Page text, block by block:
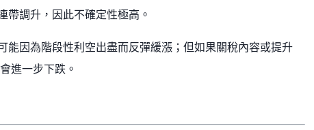
帶調升，因此不確定性極高。
能因為階段性利空出盡而反彈緩漲；但如果關稅內容或提升
進一步下跌。